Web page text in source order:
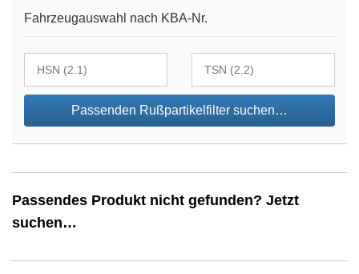
Fahrzeugauswahl nach KBA-Nr.
Passenden Rußpartikelfilter suchen…
Passendes Produkt nicht gefunden? Jetzt
suchen…